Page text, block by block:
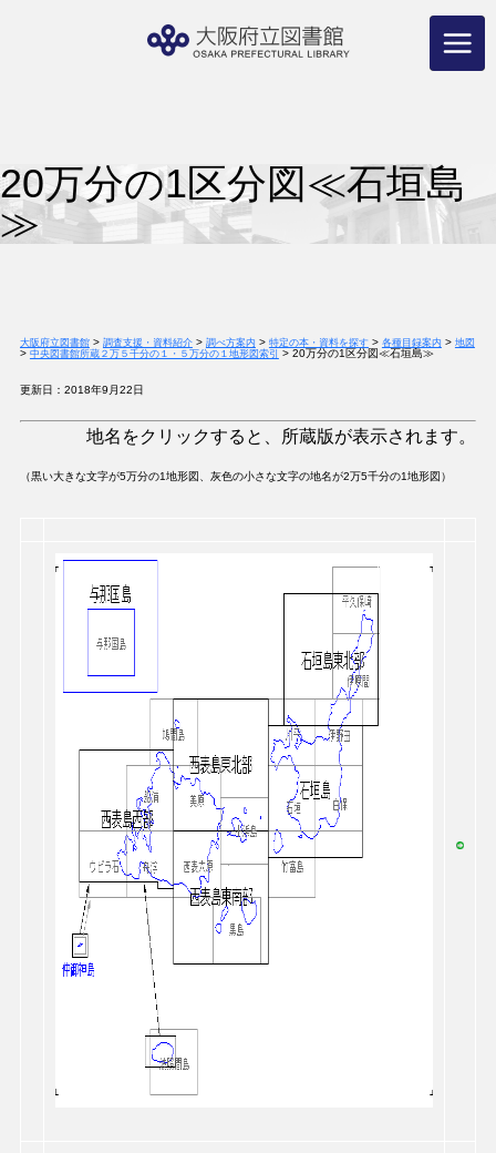
20万分の1区分図≪石垣島
≫
大阪府立図書館> 調査支援・資料紹介> 調べ方案内 > 特定の本・資料を探す> 各種目録案内 > 地図
> 中央図書館所蔵２万５千分の１・５万分の１地形図索引 > 20万分の1区分図≪石垣島≫
更新日：2018年9月22日
地名をクリックすると、所蔵版が表示されます。
（黒い大きな文字が5万分の1地形図、灰色の小さな文字の地名が2万5千分の1地形図）